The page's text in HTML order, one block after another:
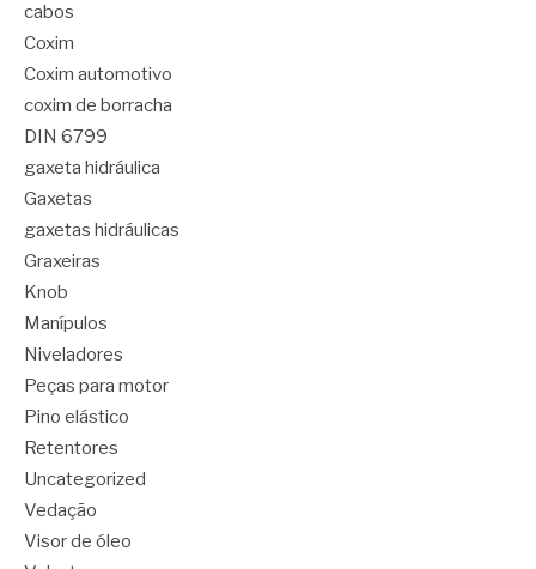
cabos
Coxim
Coxim automotivo
coxim de borracha
DIN 6799
gaxeta hidráulica
Gaxetas
gaxetas hidráulicas
Graxeiras
Knob
Manípulos
Niveladores
Peças para motor
Pino elástico
Retentores
Uncategorized
Vedação
Visor de óleo